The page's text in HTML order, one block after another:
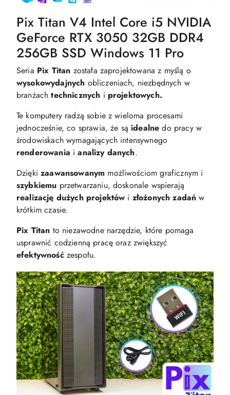
Pix Titan V4 Intel Core i5 NVIDIA
GeForce RTX 3050 32GB DDR4
256GB SSD Windows 11 Pro
Seria Pix Titan została zaprojektowana z myślą o
wysokowydajnych obliczeniach, niezbędnych w
branżachtechnicznych i projektowych.
Te komputery radzą sobie z wieloma procesami
jednocześnie, co sprawia, że sąidealne do pracy w
środowiskach wymagających intensywnego
renderowania ianalizy danych.
Dziękizaawansowanym możliwościom graficznym i
szybkiemu przetwarzaniu, doskonale wspierają
realizację dużych projektów i złożonych zadańw
krótkim czasie.
Pix Titan to niezawodne narzędzie, które pomaga
usprawnić codzienną pracę oraz zwiększyć
efektywnośćzespołu.